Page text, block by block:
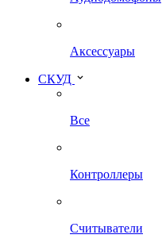
Аксессуары
СКУД
Все
Контроллеры
Считыватели